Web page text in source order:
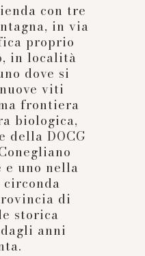
con tre
in via
proprio
in località
dove si
viti
frontiera
biologica,
della DOCG
e uno nella
di
storica
anni